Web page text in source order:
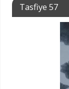
Tasfiye 57